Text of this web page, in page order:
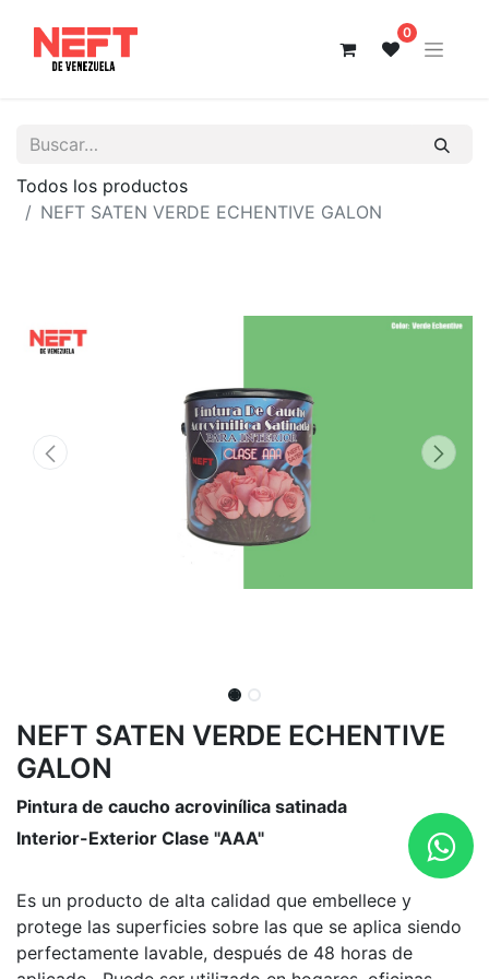
0
Todos los productos
NEFT SATEN VERDE ECHENTIVE GALON
NEFT SATEN VERDE ECHENTIVE
GALON
Pintura de caucho acrovinílica satinada
Interior-Exterior Clase "AAA"
Es un producto de alta calidad que embellece y
protege las superficies sobre las que se aplica siendo
perfectamente lavable, después de 48 horas de